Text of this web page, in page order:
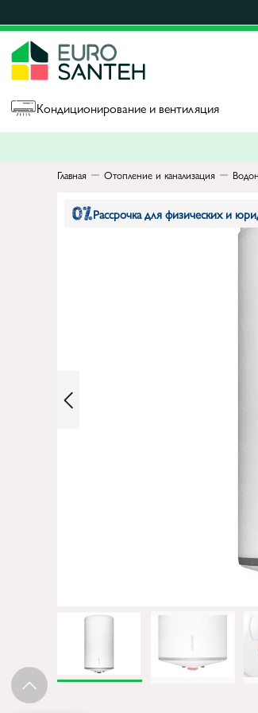
Кондиционирование и вентиляция
Главная Отопление и канализация
Рассрочка для физических и